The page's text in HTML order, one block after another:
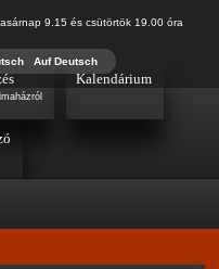
9.15 és csütörtök 19.00 óra
Auf Deutsch
Kalendárium